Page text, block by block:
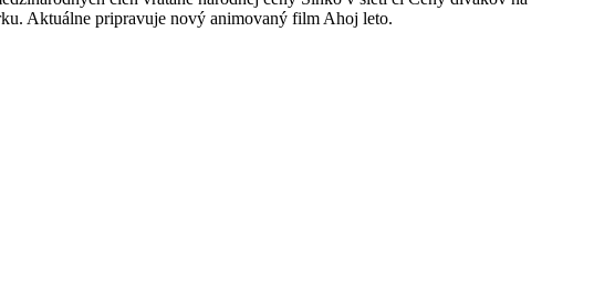
Aktuálne pripravuje nový animovaný film Ahoj leto.